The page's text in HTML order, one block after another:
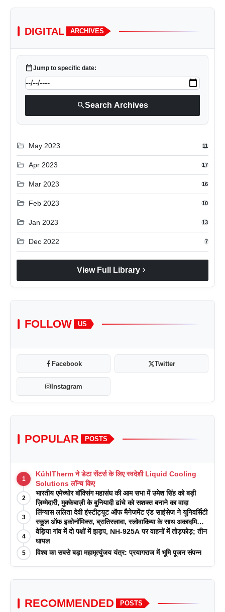
DIGITAL ARCHIVES
calendar_todayJump to specific date:
searchSearch Archives
folder_open May 2023 11
folder_open Apr 2023 17
folder_open Mar 2023 16
folder_open Feb 2023 10
folder_open Jan 2023 13
folder_open Dec 2022 7
View Full Library chevron_right
FOLLOW US
Facebook Twitter
Instagram
POPULAR POSTS
1
KühlTherm ने डेटा सेंटर्स के लिए स्वदेशी Liquid Cooling
Solutions लॉन्च किए
2
भारतीय एमेच्योर बॉक्सिंग महासंघ की आम सभा में उमेश सिंह को बड़ी
ज़िम्मेदारी, मुक्केबाज़ी के बुनियादी ढांचे को सशक्त बनाने का वादा
3
लिंग्यास ललिता देवी इंस्टीट्यूट ऑफ मैनेजमेंट एंड साइंसेज ने यूनिवर्सिटी
स्कूल ऑफ इकोनॉमिक्स, ब्रातिस्लावा, स्लोवाकिया के साथ अकादमिक
पत्रिकाओं में प्रकाशन रणनीतियों पर एक दिवसीय कार्यशाला का
आयोजन किया
4
वेड़िया गांव में दो पक्षों में झड़प, NH-925A पर वाहनों में तोड़फोड़; तीन
घायल
5 विश्व का सबसे बड़ा महामृत्युंजय यंत्र: प्रयागराज में भूमि पूजन संपन्न
RECOMMENDED POSTS